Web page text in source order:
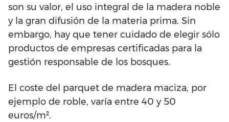
son su valor, el uso integral de la madera noble
y la gran difusión de la materia prima. Sin
embargo, hay que tener cuidado de elegir sólo
productos de empresas certificadas para la
gestión responsable de los bosques.
El coste del parquet de madera maciza, por
ejemplo de roble, varía entre 40 y 50
euros/m².